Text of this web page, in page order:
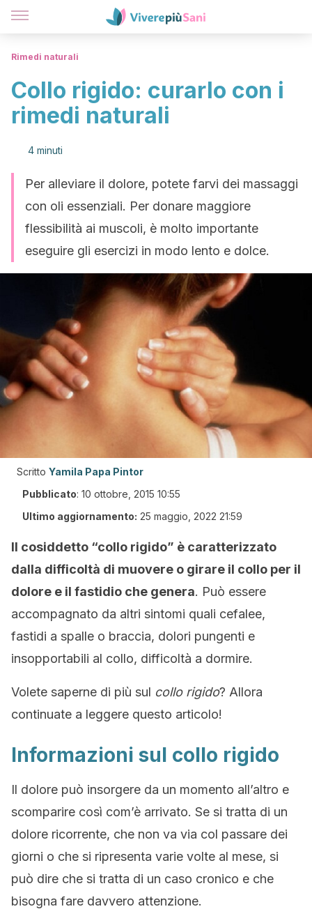
Rimedi naturali
Collo rigido: curarlo con i
rimedi naturali
4 minuti
Per alleviare il dolore, potete farvi dei massaggi
con oli essenziali. Per donare maggiore
flessibilità ai muscoli, è molto importante
eseguire gli esercizi in modo lento e dolce.
Scritto Yamila Papa Pintor
Pubblicato: 10 ottobre, 2015 10:55
Ultimo aggiornamento: 25 maggio, 2022 21:59
Il cosiddetto “collo rigido” è caratterizzato
dalla difficoltà di muovere o girare il collo per il
dolore e il fastidio che genera. Può essere
accompagnato da altri sintomi quali cefalee,
fastidi a spalle o braccia, dolori pungenti e
insopportabili al collo, difficoltà a dormire.
Volete saperne di più sul collo rigido? Allora
continuate a leggere questo articolo!
Informazioni sul collo rigido
Il dolore può insorgere da un momento all’altro e
scomparire così com’è arrivato. Se si tratta di un
dolore ricorrente, che non va via col passare dei
giorni o che si ripresenta varie volte al mese, si
può dire che si tratta di un caso cronico e che
bisogna fare davvero attenzione.